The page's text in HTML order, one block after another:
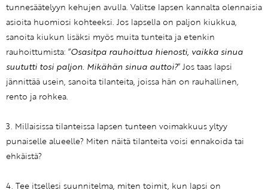
tunnesäätelyyn kehujen avulla. Valitse lapsen kannalta olennaisia
asioita huomiosi kohteeksi. Jos lapsella on paljon kiukkua,
sanoita kiukun lisäksi myös muita tunteita ja etenkin
rauhoittumista: ”Osasitpa rauhoittua hienosti, vaikka sinua
suututti tosi paljon. Mikähän sinua auttoi?” Jos taas lapsi
jännittää usein, sanoita tilanteita, joissa hän on rauhallinen,
rento ja rohkea.
3. Millaisissa tilanteissa lapsen tunteen voimakkuus yltyy
punaiselle alueelle? Miten näitä tilanteita voisi ennakoida tai
ehkäistä?
4. Tee itsellesi suunnitelma, miten toimit, kun lapsi on